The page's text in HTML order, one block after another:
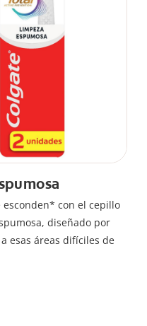
con el cepillo
diseñado por
esas áreas difíciles de